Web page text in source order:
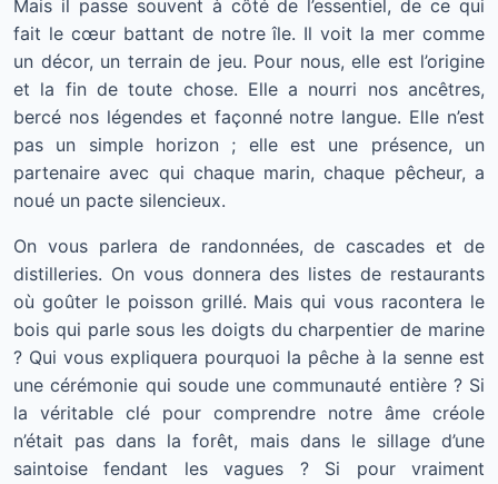
Mais il passe souvent à côté de l’essentiel, de ce qui
fait le cœur battant de notre île. Il voit la mer comme
un décor, un terrain de jeu. Pour nous, elle est l’origine
et la fin de toute chose. Elle a nourri nos ancêtres,
bercé nos légendes et façonné notre langue. Elle n’est
pas un simple horizon ; elle est une présence, un
partenaire avec qui chaque marin, chaque pêcheur, a
noué un pacte silencieux.
On vous parlera de randonnées, de cascades et de
distilleries. On vous donnera des listes de restaurants
où goûter le poisson grillé. Mais qui vous racontera le
bois qui parle sous les doigts du charpentier de marine
? Qui vous expliquera pourquoi la pêche à la senne est
une cérémonie qui soude une communauté entière ? Si
la véritable clé pour comprendre notre âme créole
n’était pas dans la forêt, mais dans le sillage d’une
saintoise fendant les vagues ? Si pour vraiment